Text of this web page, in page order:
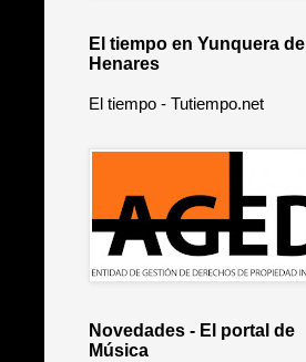
El tiempo en Yunquera de
Henares
El tiempo - Tutiempo.net
Novedades - El portal de
Música